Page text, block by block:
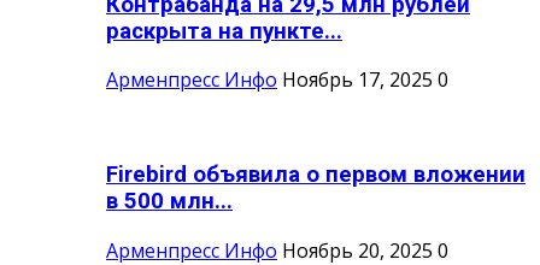
раскрыта на пункте...
Арменпресс Инфо Ноябрь 17, 2025 0
Firebird объявила о первом вложении
в 500 млн...
Арменпресс Инфо Ноябрь 20, 2025 0